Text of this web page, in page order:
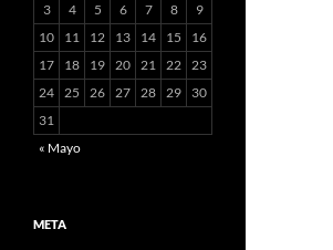
3
4 5 6 7 8
9
10
11 12 13 14 15
16
17
18 19 20 21 22 23
24 25 26 27 28 29
30
31
« Mayo
META